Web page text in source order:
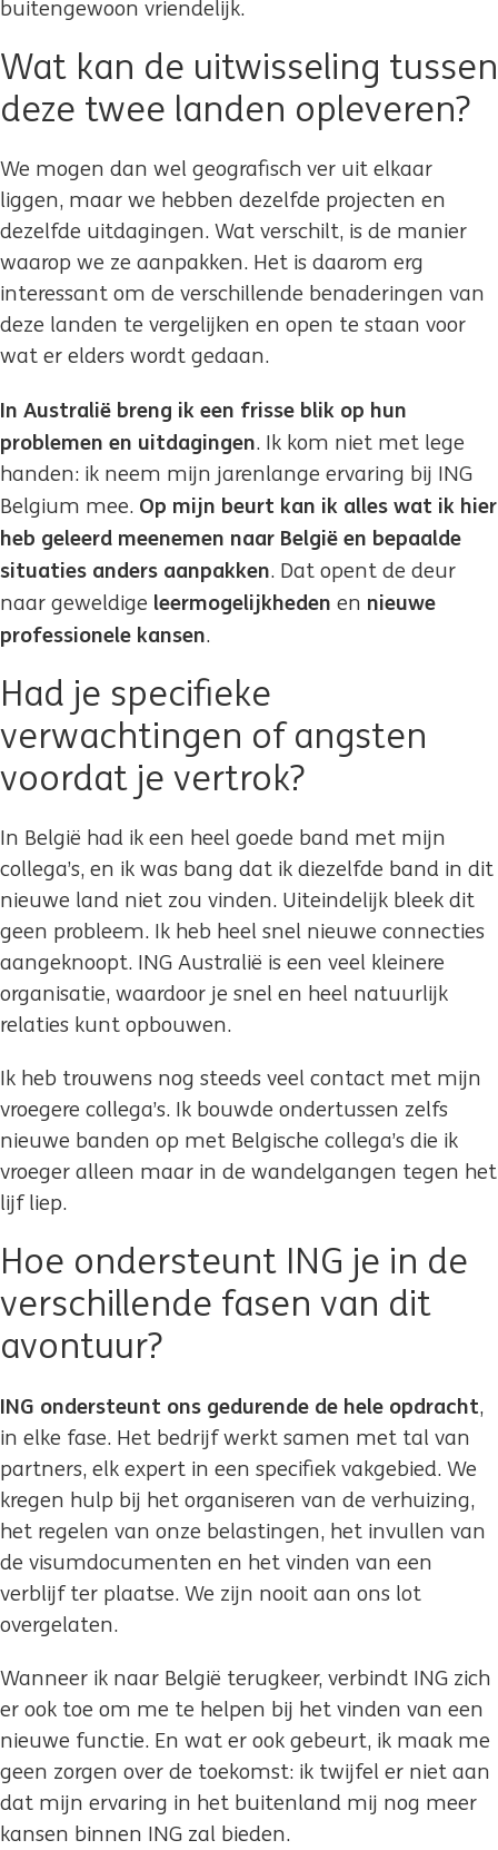
buitengewoon vriendelijk.
Wat kan de uitwisseling tussen
deze twee landen opleveren?
We mogen dan wel geografisch ver uit elkaar
liggen, maar we hebben dezelfde projecten en
dezelfde uitdagingen. Wat verschilt, is de manier
waarop we ze aanpakken. Het is daarom erg
interessant om de verschillende benaderingen van
deze landen te vergelijken en open te staan voor
wat er elders wordt gedaan.
In Australië breng ik een frisse blik op hun
problemen en uitdagingen. Ik kom niet met lege
handen: ik neem mijn jarenlange ervaring bij ING
Belgium mee. Op mijn beurt kan ik alles wat ik hier
heb geleerd meenemen naar België en bepaalde
situaties anders aanpakken. Dat opent de deur
naar geweldige leermogelijkheden en nieuwe
professionele kansen.
Had je specifieke
verwachtingen of angsten
voordat je vertrok?
In België had ik een heel goede band met mijn
collega’s, en ik was bang dat ik diezelfde band in dit
nieuwe land niet zou vinden. Uiteindelijk bleek dit
geen probleem. Ik heb heel snel nieuwe connecties
aangeknoopt. ING Australië is een veel kleinere
organisatie, waardoor je snel en heel natuurlijk
relaties kunt opbouwen.
Ik heb trouwens nog steeds veel contact met mijn
vroegere collega’s. Ik bouwde ondertussen zelfs
nieuwe banden op met Belgische collega’s die ik
vroeger alleen maar in de wandelgangen tegen het
lijf liep.
Hoe ondersteunt ING je in de
verschillende fasen van dit
avontuur?
ING ondersteunt ons gedurende de hele opdracht,
in elke fase. Het bedrijf werkt samen met tal van
partners, elk expert in een specifiek vakgebied. We
kregen hulp bij het organiseren van de verhuizing,
het regelen van onze belastingen, het invullen van
de visumdocumenten en het vinden van een
verblijf ter plaatse. We zijn nooit aan ons lot
overgelaten.
Wanneer ik naar België terugkeer, verbindt ING zich
er ook toe om me te helpen bij het vinden van een
nieuwe functie. En wat er ook gebeurt, ik maak me
geen zorgen over de toekomst: ik twijfel er niet aan
dat mijn ervaring in het buitenland mij nog meer
kansen binnen ING zal bieden.